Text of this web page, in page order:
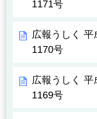
1171号
広報うしく
1170号
広報うしく
1169号